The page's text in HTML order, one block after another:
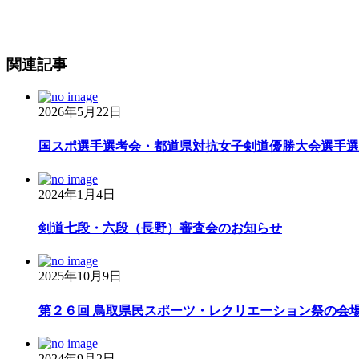
関連記事
2026年5月22日
国スポ選手選考会・都道県対抗女子剣道優勝大会選手
2024年1月4日
剣道七段・六段（長野）審査会のお知らせ
2025年10月9日
第２６回 鳥取県民スポーツ・レクリエーション祭の会